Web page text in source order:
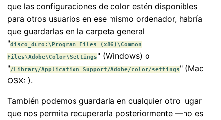
que las configuraciones de color estén disponibles
para otros usuarios en ese mismo ordenador, habría
que guardarlas en la carpeta general
"disco_duro:\Program Files (x86)\Common
Files\Adobe\Color\Settings" (Windows) o
"/Library/Application Support/Adobe/color/settings" (Mac
OSX: ).
También podemos guardarla en cualquier otro lugar
que nos permita recuperarla posteriormente —no es